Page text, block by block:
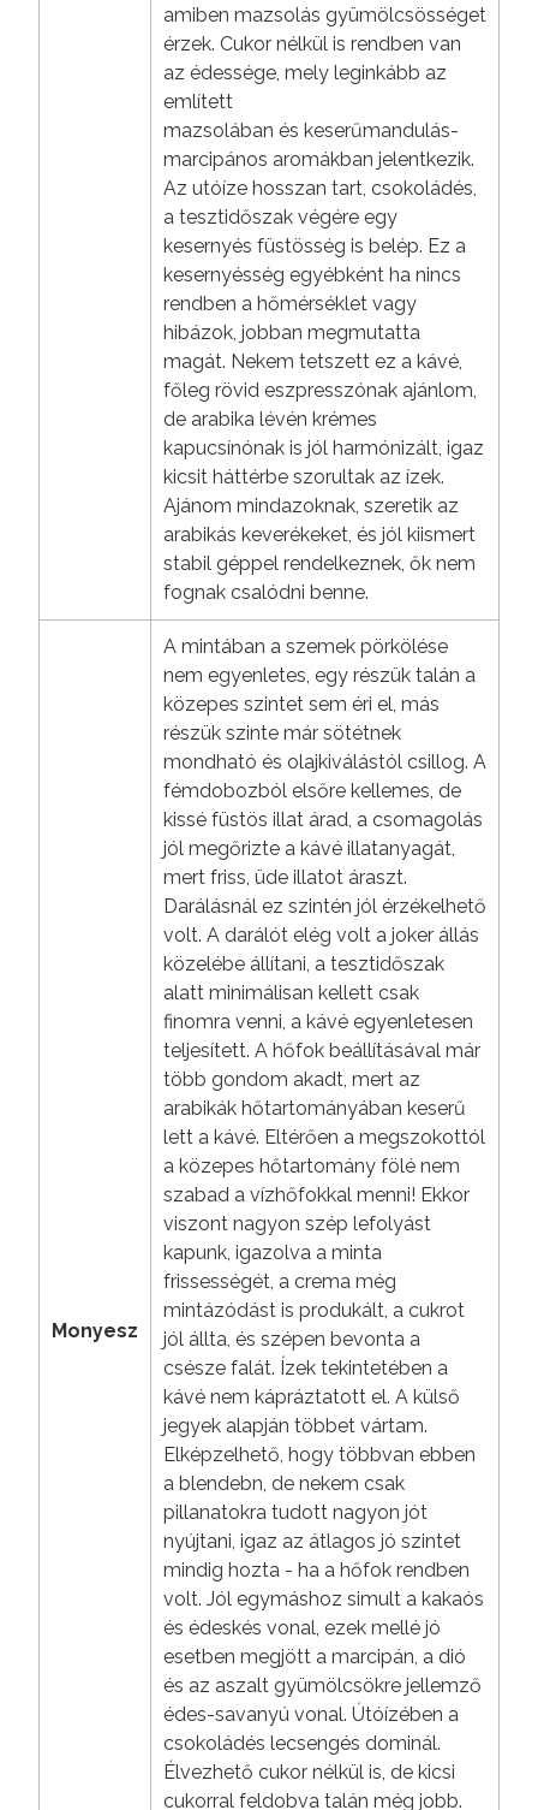
amiben mazsolás gyümölcsösséget
érzek. Cukor nélkül is rendben van
az édessége, mely leginkább az
említett
mazsolában és keserűmandulás-
marcipános aromákban jelentkezik.
Az utóíze hosszan tart, csokoládés,
a tesztidőszak végére egy
kesernyés füstösség is belép. Ez a
kesernyésség egyébként ha nincs
rendben a hőmérséklet vagy
hibázok, jobban megmutatta
magát. Nekem tetszett ez a kávé,
főleg rövid eszpresszónak ajánlom,
de arabika lévén krémes
kapucsínónak is jól harmónizált, igaz
kicsit háttérbe szorultak az ízek.
Ajánom mindazoknak, szeretik az
arabikás keverékeket, és jól kiismert
stabil géppel rendelkeznek, ők nem
fognak csalódni benne.
Monyesz
A mintában a szemek pörkölése
nem egyenletes, egy részük talán a
közepes szintet sem éri el, más
részük szinte már sötétnek
mondható és olajkiválástól csillog. A
fémdobozból elsőre kellemes, de
kissé füstös illat árad, a csomagolás
jól megőrizte a kávé illatanyagát,
mert friss, üde illatot áraszt.
Darálásnál ez szintén jól érzékelhető
volt. A darálót elég volt a joker állás
közelébe állítani, a tesztidőszak
alatt minimálisan kellett csak
finomra venni, a kávé egyenletesen
teljesített. A hőfok beállításával már
több gondom akadt, mert az
arabikák hőtartományában keserű
lett a kávé. Eltérően a megszokottól
a közepes hőtartomány fölé nem
szabad a vízhőfokkal menni! Ekkor
viszont nagyon szép lefolyást
kapunk, igazolva a minta
frissességét, a crema még
mintázódást is produkált, a cukrot
jól állta, és szépen bevonta a
csésze falát. Ízek tekintetében a
kávé nem kápráztatott el. A külső
jegyek alapján többet vártam.
Elképzelhető, hogy többvan ebben
a blendebn, de nekem csak
pillanatokra tudott nagyon jót
nyújtani, igaz az átlagos jó szintet
mindig hozta - ha a hőfok rendben
volt. Jól egymáshoz simult a kakaós
és édeskés vonal, ezek mellé jó
esetben megjött a marcipán, a dió
és az aszalt gyümölcsökre jellemző
édes-savanyú vonal. Útóízében a
csokoládés lecsengés dominál.
Élvezhető cukor nélkül is, de kicsi
cukorral feldobva talán még jobb.